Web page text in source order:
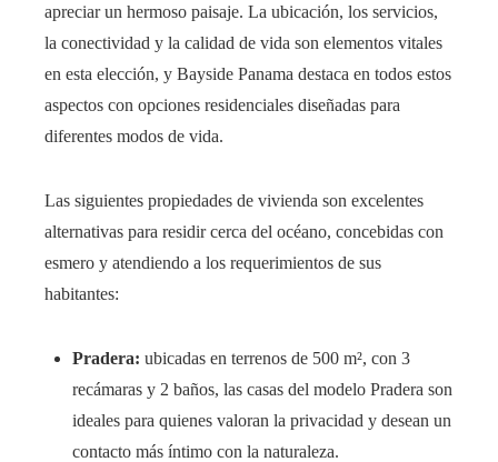
apreciar un hermoso paisaje. La ubicación, los servicios,
la conectividad y la calidad de vida son elementos vitales
en esta elección, y Bayside Panama destaca en todos estos
aspectos con opciones residenciales diseñadas para
diferentes modos de vida.
Las siguientes propiedades de vivienda son excelentes
alternativas para residir cerca del océano, concebidas con
esmero y atendiendo a los requerimientos de sus
habitantes:
Pradera: ubicadas en terrenos de 500 m², con 3
recámaras y 2 baños, las casas del modelo Pradera son
ideales para quienes valoran la privacidad y desean un
contacto más íntimo con la naturaleza.